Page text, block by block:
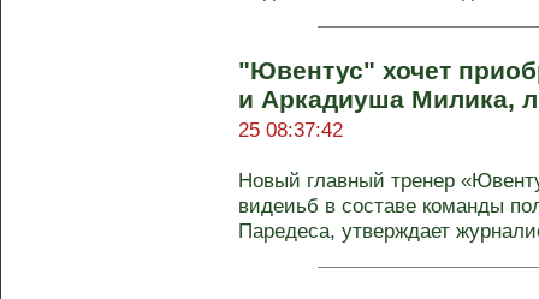
"Ювентус" хочет
и Аркадиуша Милика,
25 08:37:42
Новый главный тренер
видеиьб в составе команды
Паредеса, утверждает